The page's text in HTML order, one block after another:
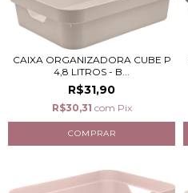
CAIXA ORGANIZADORA CUBE P
4,8 LITROS - B...
R$31,90
R$30,31 com Pix